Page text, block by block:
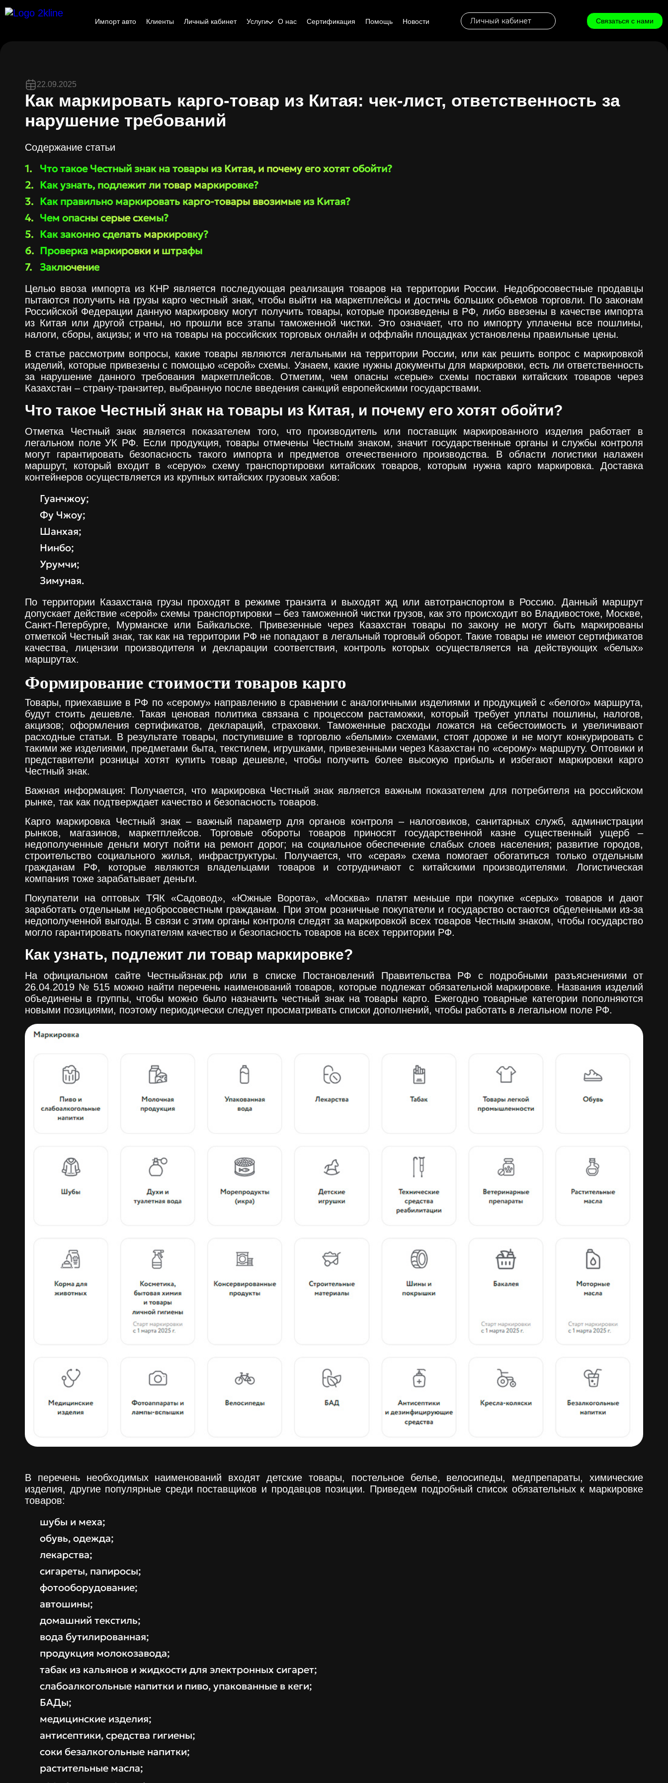
Импорт авто Клиенты Личный кабинет Услуги О нас Сертификация Помощь Новости Личный кабинет Связаться с нами
22.09.2025
Как маркировать карго-товар из Китая: чек-лист, ответственность за
нарушение требований
Содержание статьи
Что такое Честный знак на товары из Китая, и почему его хотят обойти?
Как узнать, подлежит ли товар маркировке?
Как правильно маркировать карго-товары ввозимые из Китая?
Чем опасны серые схемы?
Как законно сделать маркировку?
Проверка маркировки и штрафы
Заключение
Целью ввоза импорта из КНР является последующая реализация товаров на территории России. Недобросовестные продавцы
пытаются получить на грузы карго честный знак, чтобы выйти на маркетплейсы и достичь больших объемов торговли. По законам
Российской Федерации данную маркировку могут получить товары, которые произведены в РФ, либо ввезены в качестве импорта
из Китая или другой страны, но прошли все этапы таможенной чистки. Это означает, что по импорту уплачены все пошлины,
налоги, сборы, акцизы; и что на товары на российских торговых онлайн и оффлайн площадках установлены правильные цены.
В статье рассмотрим вопросы, какие товары являются легальными на территории России, или как решить вопрос с маркировкой
изделий, которые привезены с помощью «серой» схемы. Узнаем, какие нужны документы для маркировки, есть ли ответственность
за нарушение данного требования маркетплейсов. Отметим, чем опасны «серые» схемы поставки китайских товаров через
Казахстан – страну-транзитер, выбранную после введения санкций европейскими государствами.
Что такое Честный знак на товары из Китая, и почему его хотят обойти?
Отметка Честный знак является показателем того, что производитель или поставщик маркированного изделия работает в
легальном поле УК РФ. Если продукция, товары отмечены Честным знаком, значит государственные органы и службы контроля
могут гарантировать безопасность такого импорта и предметов отечественного производства. В области логистики налажен
маршрут, который входит в «серую» схему транспортировки китайских товаров, которым нужна карго маркировка. Доставка
контейнеров осуществляется из крупных китайских грузовых хабов:
Гуанчжоу;
Фу Чжоу;
Шанхая;
Нинбо;
Урумчи;
Зимуная.
По территории Казахстана грузы проходят в режиме транзита и выходят жд или автотранспортом в Россию. Данный маршрут
допускает действие «серой» схемы транспортировки – без таможенной чистки грузов, как это происходит во Владивостоке, Москве,
Санкт-Петербурге, Мурманске или Байкальске. Привезенные через Казахстан товары по закону не могут быть маркированы
отметкой Честный знак, так как на территории РФ не попадают в легальный торговый оборот. Такие товары не имеют сертификатов
качества, лицензии производителя и декларации соответствия, контроль которых осуществляется на действующих «белых»
маршрутах.
Формирование стоимости товаров карго
Товары, приехавшие в РФ по «серому» направлению в сравнении с аналогичными изделиями и продукцией с «белого» маршрута,
будут стоить дешевле. Такая ценовая политика связана с процессом растаможки, который требует уплаты пошлины, налогов,
акцизов; оформления сертификатов, деклараций, страховки. Таможенные расходы ложатся на себестоимость и увеличивают
расходные статьи. В результате товары, поступившие в торговлю «белыми» схемами, стоят дороже и не могут конкурировать с
такими же изделиями, предметами быта, текстилем, игрушками, привезенными через Казахстан по «серому» маршруту. Оптовики и
представители розницы хотят купить товар дешевле, чтобы получить более высокую прибыль и избегают маркировки карго
Честный знак.
Важная информация: Получается, что маркировка Честный знак является важным показателем для потребителя на российском
рынке, так как подтверждает качество и безопасность товаров.
Карго маркировка Честный знак – важный параметр для органов контроля – налоговиков, санитарных служб, администрации
рынков, магазинов, маркетплейсов. Торговые обороты товаров приносят государственной казне существенный ущерб –
недополученные деньги могут пойти на ремонт дорог; на социальное обеспечение слабых слоев населения; развитие городов,
строительство социального жилья, инфраструктуры. Получается, что «серая» схема помогает обогатиться только отдельным
гражданам РФ, которые являются владельцами товаров и сотрудничают с китайскими производителями. Логистическая
компания тоже зарабатывает деньги.
Покупатели на оптовых ТЯК «Садовод», «Южные Ворота», «Москва» платят меньше при покупке «серых» товаров и дают
заработать отдельным недобросовестным гражданам. При этом розничные покупатели и государство остаются обделенными из-за
недополученной выгоды. В связи с этим органы контроля следят за маркировкой всех товаров Честным знаком, чтобы государство
могло гарантировать покупателям качество и безопасность товаров на всех территории РФ.
Как узнать, подлежит ли товар маркировке?
На официальном сайте Честныйзнак.рф или в списке Постановлений Правительства РФ с подробными разъяснениями от
26.04.2019 № 515 можно найти перечень наименований товаров, которые подлежат обязательной маркировке. Названия изделий
объединены в группы, чтобы можно было назначить честный знак на товары карго. Ежегодно товарные категории пополняются
новыми позициями, поэтому периодически следует просматривать списки дополнений, чтобы работать в легальном поле РФ.
В перечень необходимых наименований входят детские товары, постельное белье, велосипеды, медпрепараты, химические
изделия, другие популярные среди поставщиков и продавцов позиции. Приведем подробный список обязательных к маркировке
товаров:
шубы и меха;
обувь, одежда;
лекарства;
сигареты, папиросы;
фотооборудование;
автошины;
домашний текстиль;
вода бутилированная;
продукция молокозавода;
табак из кальянов и жидкости для электронных сигарет;
слабоалкогольные напитки и пиво, упакованные в кеги;
БАДы;
медицинские изделия;
антисептики, средства гигиены;
соки безалкогольные напитки;
растительные масла;